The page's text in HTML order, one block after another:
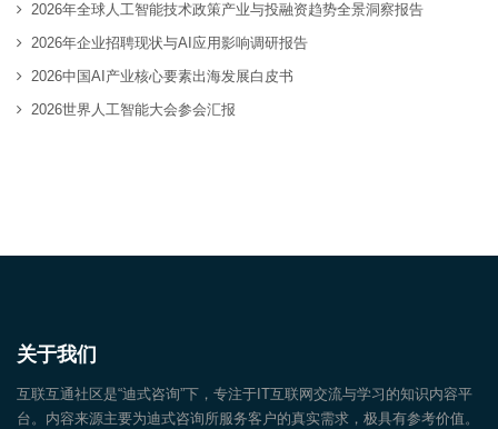
2026年全球人工智能技术政策产业与投融资趋势全景洞察报告
2026年企业招聘现状与AI应用影响调研报告
2026中国AI产业核心要素出海发展白皮书
2026世界人工智能大会参会汇报
关于我们
互联互通社区是“迪式咨询”下，专注于IT互联网交流与学习的知识内容平
台。内容来源主要为迪式咨询所服务客户的真实需求，极具有参考价值。